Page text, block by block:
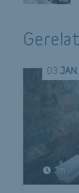
03JAN.
2m